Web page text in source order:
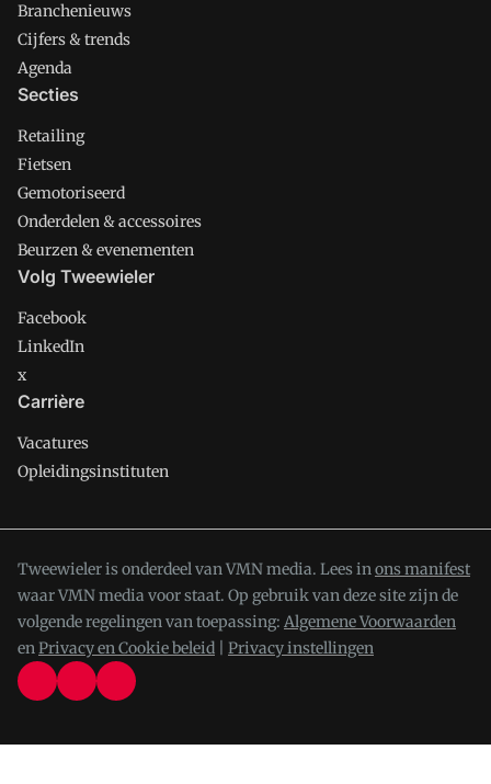
Branchenieuws
Cijfers & trends
Agenda
Secties
Retailing
Fietsen
Gemotoriseerd
Onderdelen & accessoires
Beurzen & evenementen
Volg Tweewieler
Facebook
LinkedIn
x
Carrière
Vacatures
Opleidingsinstituten
Tweewieler is onderdeel van VMN media. Lees inons manifest
waar VMN media voor staat. Op gebruik van deze site zijn de
volgende regelingen van toepassing: Algemene Voorwaarden
enPrivacy en Cookie beleid Privacy instellingen